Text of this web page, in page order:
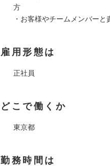
方
・お客様やチームメンバー
雇用形態は
正社員
どこで働くか
東京都
勤務時間は